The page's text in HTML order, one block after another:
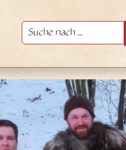
Suche
nach: